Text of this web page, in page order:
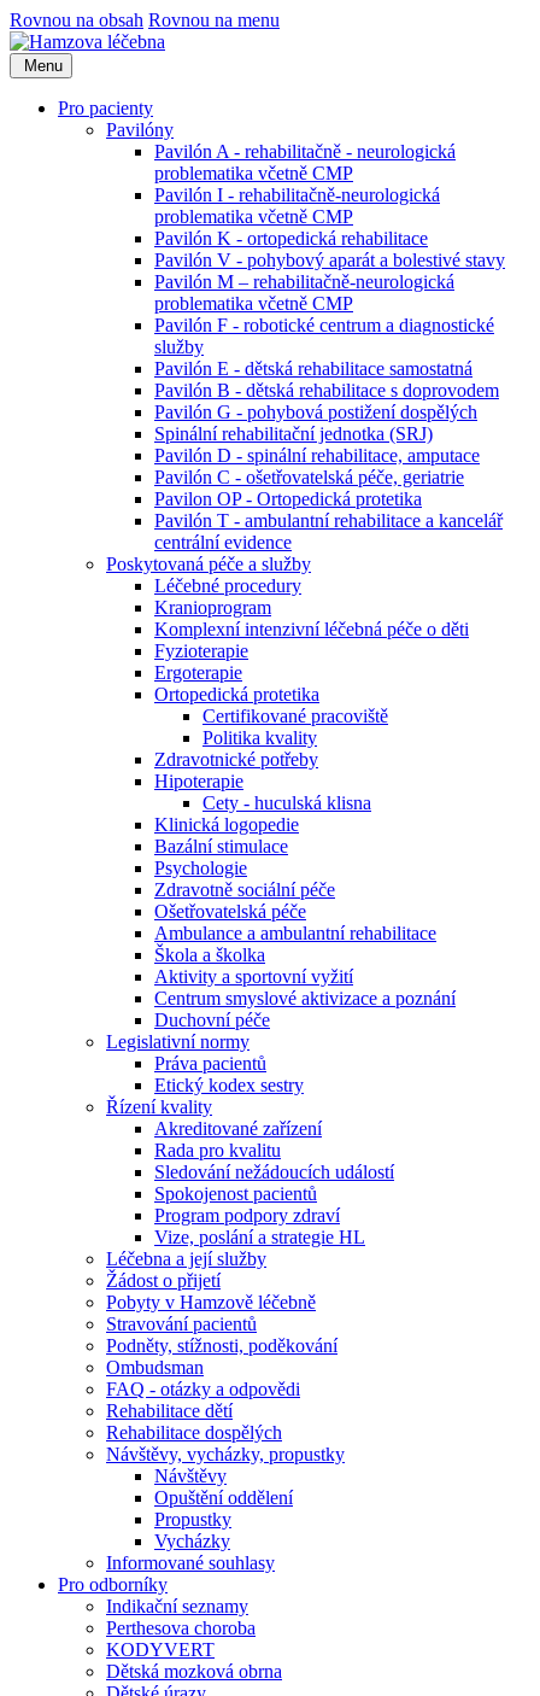
Rovnou na obsah Rovnou na menu
Menu
Pro pacienty
Pavilóny
Pavilón A - rehabilitačně - neurologická
problematika včetně CMP
Pavilón I - rehabilitačně-neurologická
problematika včetně CMP
Pavilón K - ortopedická rehabilitace
Pavilón V - pohybový aparát a bolestivé stavy
Pavilón M – rehabilitačně-neurologická
problematika včetně CMP
Pavilón F - robotické centrum a diagnostické
služby
Pavilón E - dětská rehabilitace samostatná
Pavilón B - dětská rehabilitace s doprovodem
Pavilón G - pohybová postižení dospělých
Spinální rehabilitační jednotka (SRJ)
Pavilón D - spinální rehabilitace, amputace
Pavilón C - ošetřovatelská péče, geriatrie
Pavilon OP - Ortopedická protetika
Pavilón T - ambulantní rehabilitace a kancelář
centrální evidence
Poskytovaná péče a služby
Léčebné procedury
Kranioprogram
Komplexní intenzivní léčebná péče o děti
Fyzioterapie
Ergoterapie
Ortopedická protetika
Certifikované pracoviště
Politika kvality
Zdravotnické potřeby
Hipoterapie
Cety - huculská klisna
Klinická logopedie
Bazální stimulace
Psychologie
Zdravotně sociální péče
Ošetřovatelská péče
Ambulance a ambulantní rehabilitace
Škola a školka
Aktivity a sportovní vyžití
Centrum smyslové aktivizace a poznání
Duchovní péče
Legislativní normy
Práva pacientů
Etický kodex sestry
Řízení kvality
Akreditované zařízení
Rada pro kvalitu
Sledování nežádoucích událostí
Spokojenost pacientů
Program podpory zdraví
Vize, poslání a strategie HL
Léčebna a její služby
Žádost o přijetí
Pobyty v Hamzově léčebně
Stravování pacientů
Podněty, stížnosti, poděkování
Ombudsman
FAQ - otázky a odpovědi
Rehabilitace dětí
Rehabilitace dospělých
Návštěvy, vycházky, propustky
Návštěvy
Opuštění oddělení
Propustky
Vycházky
Informované souhlasy
Pro odborníky
Indikační seznamy
Perthesova choroba
KODYVERT
Dětská mozková obrna